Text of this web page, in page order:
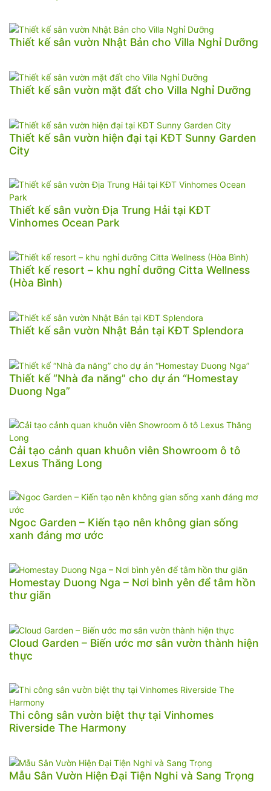
Thiết kế sân vườn Nhật Bản cho Villa Nghỉ Dưỡng
Thiết kế sân vườn mặt đất cho Villa Nghỉ Dưỡng
Thiết kế sân vườn hiện đại tại KĐT Sunny Garden
City
Thiết kế sân vườn Địa Trung Hải tại KĐT
Vinhomes Ocean Park
Thiết kế resort – khu nghỉ dưỡng Citta Wellness
(Hòa Bình)
Thiết kế sân vườn Nhật Bản tại KĐT Splendora
Thiết kế “Nhà đa năng” cho dự án “Homestay
Duong Nga”
Cải tạo cảnh quan khuôn viên Showroom ô tô
Lexus Thăng Long
Ngoc Garden – Kiến tạo nên không gian sống
xanh đáng mơ ước
Homestay Duong Nga – Nơi bình yên để tâm hồn
thư giãn
Cloud Garden – Biến ước mơ sân vườn thành hiện
thực
Thi công sân vườn biệt thự tại Vinhomes
Riverside The Harmony
Mẫu Sân Vườn Hiện Đại Tiện Nghi và Sang Trọng